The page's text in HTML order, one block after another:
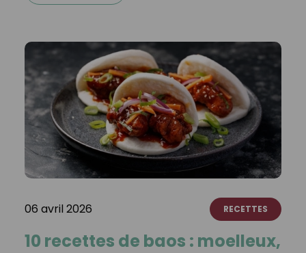
06 avril 2026 RECETTES
10 recettes de baos : moelleux,